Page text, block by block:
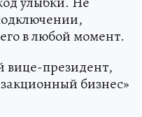
в любой момент.
президент,
бизнес»